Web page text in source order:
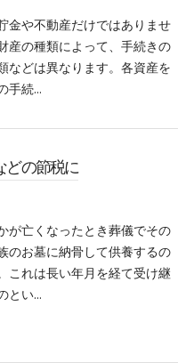
金や不動産だけではありませ
産の種類によって、手続きの
などは異なります。各資産を
手続…
どの節税に
が亡くなったとき葬儀でその
のお墓に納骨して供養するの
これは長い年月を経て受け継
とい…